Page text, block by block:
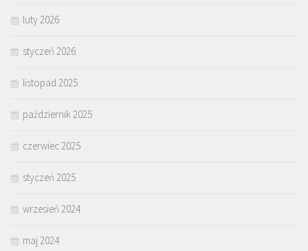
luty 2026
styczeń 2026
listopad 2025
październik 2025
czerwiec 2025
styczeń 2025
wrzesień 2024
maj 2024